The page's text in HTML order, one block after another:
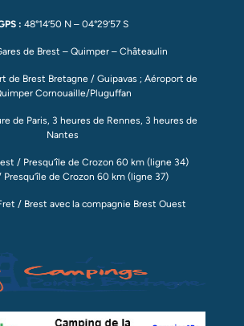
: 48°14’50 N – 04°29’57 S
de Brest – Quimper – Châteaulin
de Brest Bretagne / Guipavas ; Aéroport de
Cornouaille/Pluguffan
de Paris, 3 heures de Rennes, 3 heures de
Nantes
/ Presqu’île de Crozon 60 km (ligne 34)
de Crozon 60 km (ligne 37)
/ Brest avec la compagnie Brest Ouest